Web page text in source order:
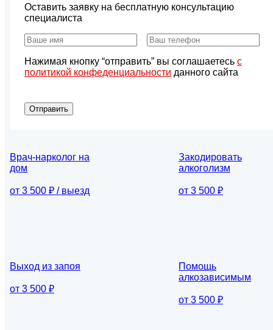
Оставить заявку на бесплатную консультацию
специалиста
Нажимая кнопку “отправить” вы соглашаетесь с
политикой конфеденциальности данного сайта
Отправить
Врач-нарколог на
дом
от 3 500 ₽ / выезд
Закодировать
алкоголизм
от 3 500 ₽
Выход из запоя
от 3 500 ₽
Помощь
алкозависимым
от 3 500 ₽